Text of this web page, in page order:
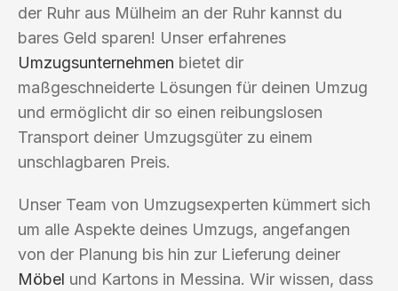
der Ruhr aus Mülheim an der Ruhr kannst du
bares Geld sparen! Unser erfahrenes
Umzugsunternehmen bietet dir
maßgeschneiderte Lösungen für deinen Umzug
und ermöglicht dir so einen reibungslosen
Transport deiner Umzugsgüter zu einem
unschlagbaren Preis.
Unser Team von Umzugsexperten kümmert sich
um alle Aspekte deines Umzugs, angefangen
von der Planung bis hin zur Lieferung deiner
Möbel und Kartons in Messina. Wir wissen, dass